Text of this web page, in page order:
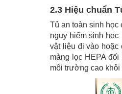
2.3 Hiệu chuẩn
Tủ an toàn sinh
nguy hiểm sinh
vật liệu đi vào hoặc
màng lọc HEPA
môi trường cao khỏi